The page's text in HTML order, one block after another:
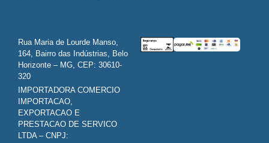
Rua Maria de Lourde Manso,
164, Bairro das Indústrias, Belo
Horizonte – MG, CEP: 30610-
320
IMPORTADORA COMERCIO
IMPORTACAO,
EXPORTACAO E
PRESTACAO DE SERVICO
LTDA – CNPJ: